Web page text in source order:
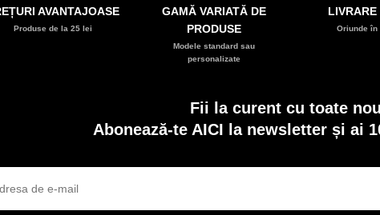
AVANTAJOASE
Produse de la 25 lei
GAMĂ VARIATĂ DE
PRODUSE
Modele standard sau
personalizate
Oriunde în
Fii la curent cu toate
Abonează-te AICI la newsletter și ai